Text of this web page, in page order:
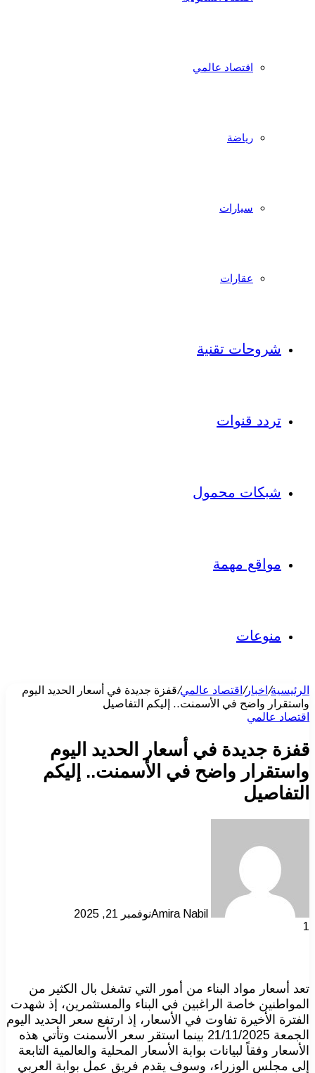
اقتصاد عالمي
رياضة
سيارات
عقارات
شروحات تقنية
تردد قنوات
شبكات محمول
مواقع مهمة
منوعات
الرئيسية/ اخبار/ اقتصاد عالمي/قفزة جديدة في أسعار الحديد اليوم
واستقرار واضح في الأسمنت.. إليكم التفاصيل
اقتصاد عالمي
قفزة جديدة في أسعار الحديد اليوم
واستقرار واضح في الأسمنت.. إليكم
التفاصيل
Amira Nabilنوفمبر 21, 2025
1
تعد أسعار مواد البناء من أمور التي تشغل بال الكثير من
المواطنين خاصة الراغبين في البناء والمستثمرين، إذ شهدت
الفترة الأخيرة تفاوت في الأسعار، إذ ارتفع سعر الحديد اليوم
الجمعة 21/11/2025 بينما استقر سعر الأسمنت وتأتي هذه
الأسعار وفقاً لبيانات بوابة الأسعار المحلية والعالمية التابعة
إلى مجلس الوزراء، وسوف يقدم فريق عمل بوابة العربي